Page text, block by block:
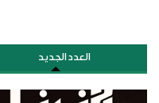
العدد الجديد